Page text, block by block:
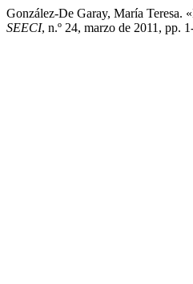
González-De Garay, María Teresa.
SEECI, n.º 24, marzo de 2011, pp.